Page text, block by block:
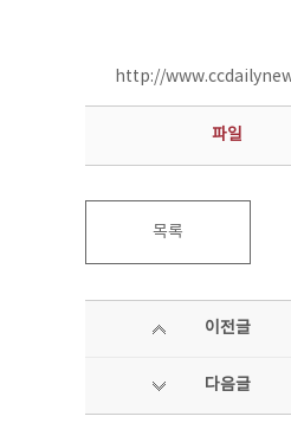
http://
파일
목록
이전글
다음글